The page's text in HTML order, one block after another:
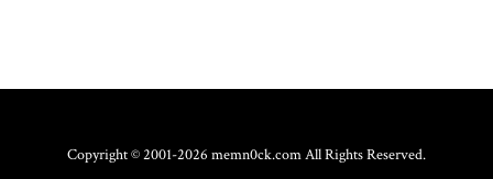
Copyright © 2001-2026 memn0ck.com All Rights Reserved.